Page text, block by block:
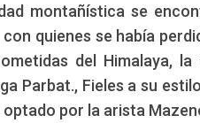
Edición: CCAM
montañística se
con quienes se había
del Himalaya,
Parbat., Fieles a su
por la arista